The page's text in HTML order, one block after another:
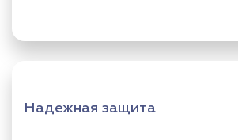
Надежная защита